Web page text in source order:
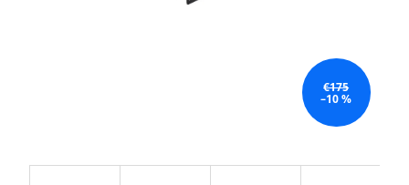
€175
–10 %